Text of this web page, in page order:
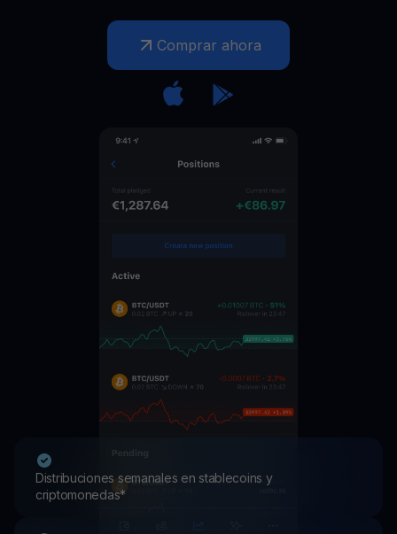
Comprar ahora
Distribuciones semanales en stablecoins y
criptomonedas*